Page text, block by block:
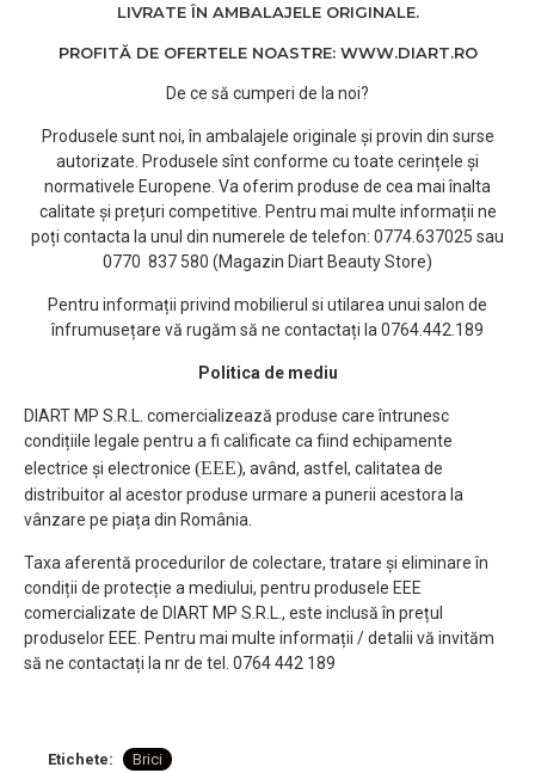
LIVRATE ÎN AMBALAJELE ORIGINALE.
PROFITĂ DE OFERTELE NOASTRE: WWW.DIART.RO
De ce să cumperi de la noi?
Produsele sunt noi, în ambalajele originale și provin din surse
autorizate. Produsele sînt conforme cu toate cerințele și
normativele Europene. Va oferim produse de cea mai înalta
calitate și prețuri competitive. Pentru mai multe informații ne
poți contacta la unul din numerele de telefon: 0774.637025 sau
0770 837 580 (Magazin Diart Beauty Store)
Pentru informații privind mobilierul si utilarea unui salon de
înfrumusețare vă rugăm să ne contactați la 0764.442.189
Politica de mediu
DIART MP S.R.L. comercializează produse care întrunesc
condițiile legale pentru a fi calificate ca fiind echipamente
electrice și electronice (EEE), având, astfel, calitatea de
distribuitor al acestor produse urmare a punerii acestora la
vânzare pe piața din România.
Taxa aferentă procedurilor de colectare, tratare și eliminare în
condiții de protecție a mediului, pentru produsele EEE
comercializate de DIART MP S.R.L., este inclusă în prețul
produselor EEE. Pentru mai multe informații / detalii vă invităm
să ne contactați la nr de tel. 0764 442 189
Etichete: Brici